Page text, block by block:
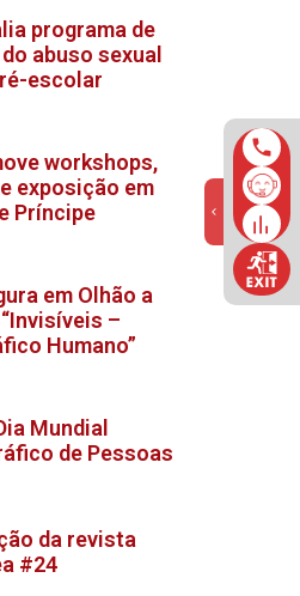
programa de
abuso sexual
escolar
workshops,
exposição em
Príncipe
em Olhão a
–
Humano”
Mundial
de Pessoas
da revista
#24